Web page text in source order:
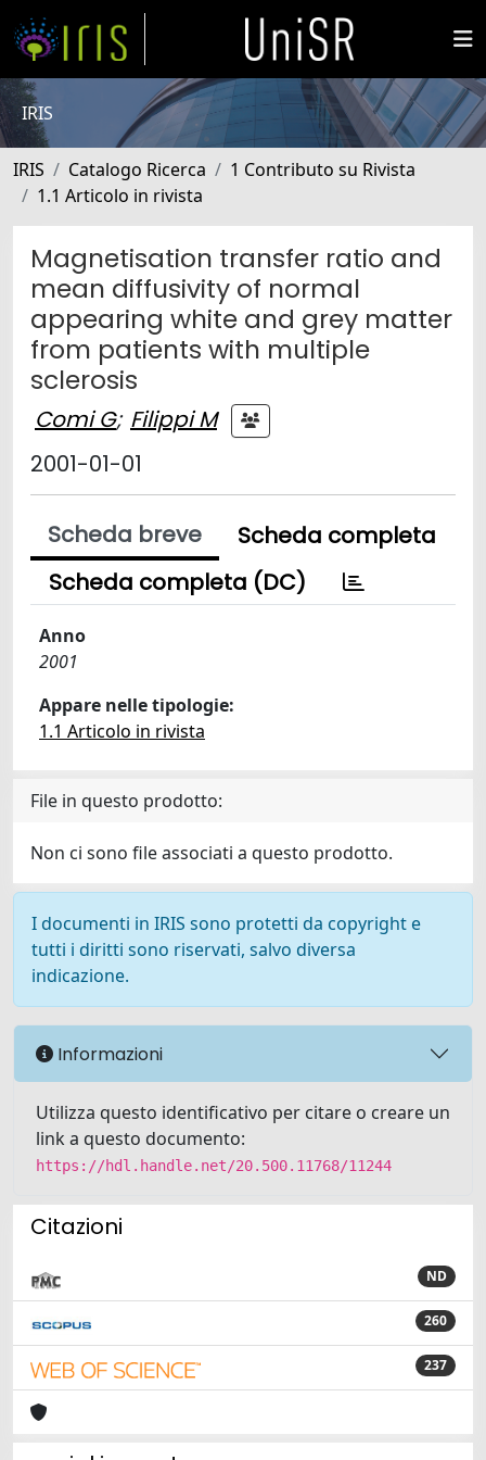
IRIS
IRIS Catalogo Ricerca
1 Contributo su Rivista
1.1 Articolo in rivista
Magnetisation transfer ratio and
mean diffusivity of normal
appearing white and grey matter
from patients with multiple
sclerosis
Comi G; Filippi M
2001-01-01
Scheda breve
Scheda completa
Scheda completa (DC)
Anno
2001
Appare nelle tipologie:
1.1 Articolo in rivista
File in questo prodotto:
Non ci sono file associati a questo prodotto.
I documenti in IRIS sono protetti da copyright e
tutti i diritti sono riservati, salvo diversa
indicazione.
Informazioni
Utilizza questo identificativo per citare o creare un
link a questo documento:
https://hdl.handle.net/20.500.11768/11244
Citazioni
ND
260
237